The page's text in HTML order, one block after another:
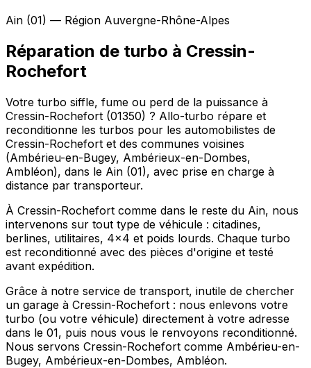
Ain (01) — Région Auvergne-Rhône-Alpes
Réparation de turbo à Cressin-
Rochefort
Votre turbo siffle, fume ou perd de la puissance à
Cressin-Rochefort (01350) ? Allo-turbo répare et
reconditionne les turbos pour les automobilistes de
Cressin-Rochefort et des communes voisines
(Ambérieu-en-Bugey, Ambérieux-en-Dombes,
Ambléon), dans le Ain (01), avec prise en charge à
distance par transporteur.
À Cressin-Rochefort comme dans le reste du Ain, nous
intervenons sur tout type de véhicule : citadines,
berlines, utilitaires, 4x4 et poids lourds. Chaque turbo
est reconditionné avec des pièces d'origine et testé
avant expédition.
Grâce à notre service de transport, inutile de chercher
un garage à Cressin-Rochefort : nous enlevons votre
turbo (ou votre véhicule) directement à votre adresse
dans le 01, puis nous vous le renvoyons reconditionné.
Nous servons Cressin-Rochefort comme Ambérieu-en-
Bugey, Ambérieux-en-Dombes, Ambléon.